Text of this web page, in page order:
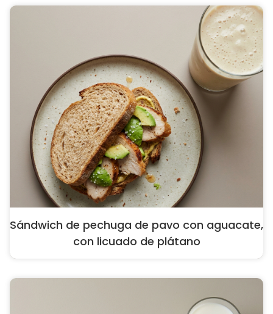
Sándwich de pechuga de pavo con aguacate,
con licuado de plátano